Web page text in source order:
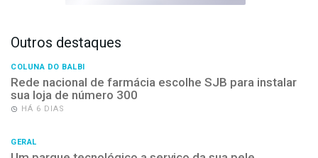
Outros destaques
COLUNA DO BALBI
Rede nacional de farmácia escolhe SJB para instalar
sua loja de número 300
HÁ 6 DIAS
GERAL